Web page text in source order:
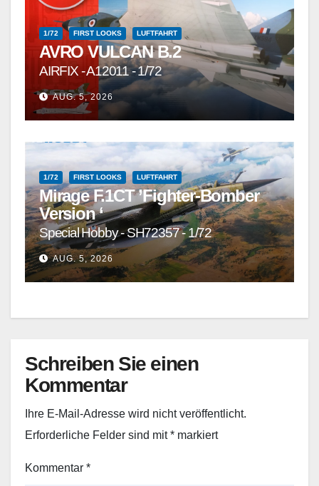
1/72 FIRST LOOKS LUFTFAHRT
AVRO VULCAN B.2
AIRFIX - A12011 - 1/72
AUG. 5, 2026
1/72 FIRST LOOKS LUFTFAHRT
Mirage F.1CT ’Fighter-Bomber
Version ‘
Special Hobby - SH72357 - 1/72
AUG. 5, 2026
Schreiben Sie einen
Kommentar
Ihre E-Mail-Adresse wird nicht veröffentlicht.
Erforderliche Felder sind mit* markiert
Kommentar *